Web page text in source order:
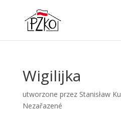
Wigilijka
utworzone przez Stanisław
Nezařazené